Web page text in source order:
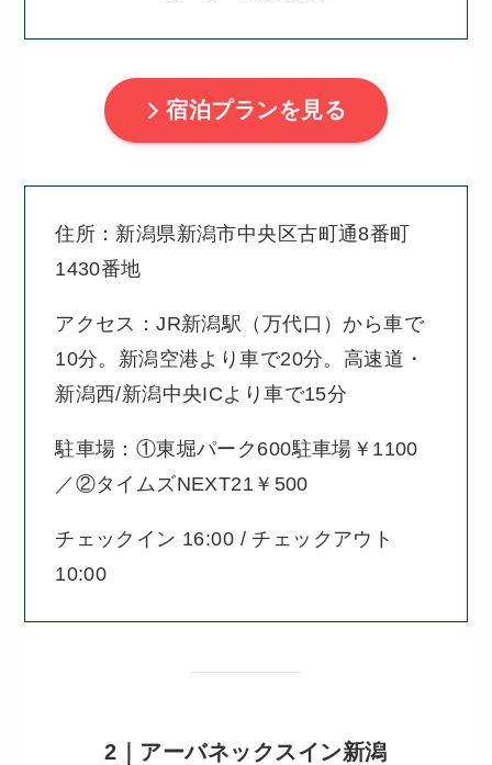
宿泊プランを見る
住所：新潟県新潟市中央区古町通8番町
1430番地
アクセス：JR新潟駅（万代口）から車で
10分。新潟空港より車で20分。高速道・
新潟西/新潟中央ICより車で15分
駐車場：①東堀パーク600駐車場￥1100
／②タイムズNEXT21￥500
チェックイン 16:00 / チェックアウト
10:00
2｜アーバネックスイン新潟